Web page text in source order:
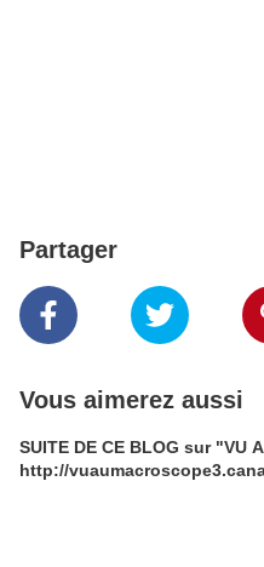
Partager
Vous aimerez aussi
SUITE DE CE BLOG sur "VU
http://